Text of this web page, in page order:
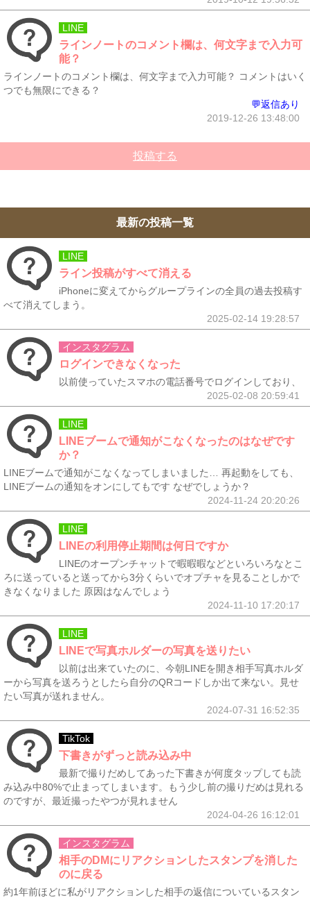
LINE
ラインノートのコメント欄は、何文字まで入力可
能？
ラインノートのコメント欄は、何文字まで入力可能？ コメントはいく
つでも無限にできる？
💬返信あり
2019-12-26 13:48:00
投稿する
最新の投稿一覧
LINE
ライン投稿がすべて消える
iPhoneに変えてからグループラインの全員の過去投稿す
べて消えてしまう。
2025-02-14 19:28:57
インスタグラム
ログインできなくなった
以前使っていたスマホの電話番号でログインしており、
2025-02-08 20:59:41
LINE
LINEブームで通知がこなくなったのはなぜです
か？
LINEブームで通知がこなくなってしまいました… 再起動をしても、
LINEブームの通知をオンにしてもです なぜでしょうか？
2024-11-24 20:20:26
LINE
LINEの利用停止期間は何日ですか
LINEのオープンチャットで暇暇暇などといろいろなとこ
ろに送っていると送ってから3分くらいでオプチャを見ることしかで
きなくなりました 原因はなんでしょう
2024-11-10 17:20:17
LINE
LINEで写真ホルダーの写真を送りたい
以前は出来ていたのに、今朝LINEを開き相手写真ホルダ
ーから写真を送ろうとしたら自分のQRコードしか出て来ない。見せ
たい写真が送れません。
2024-07-31 16:52:35
TikTok
下書きがずっと読み込み中
最新で撮りだめしてあった下書きが何度タップしても読
み込み中80%で止まってしまいます。もう少し前の撮りだめは見れる
のですが、最近撮ったやつが見れません
2024-04-26 16:12:01
インスタグラム
相手のDMにリアクションしたスタンプを消した
のに戻る
約1年前ほどに私がリアクションした相手の返信についているスタン